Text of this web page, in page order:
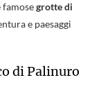
grotte di
e paesaggi
di Palinuro